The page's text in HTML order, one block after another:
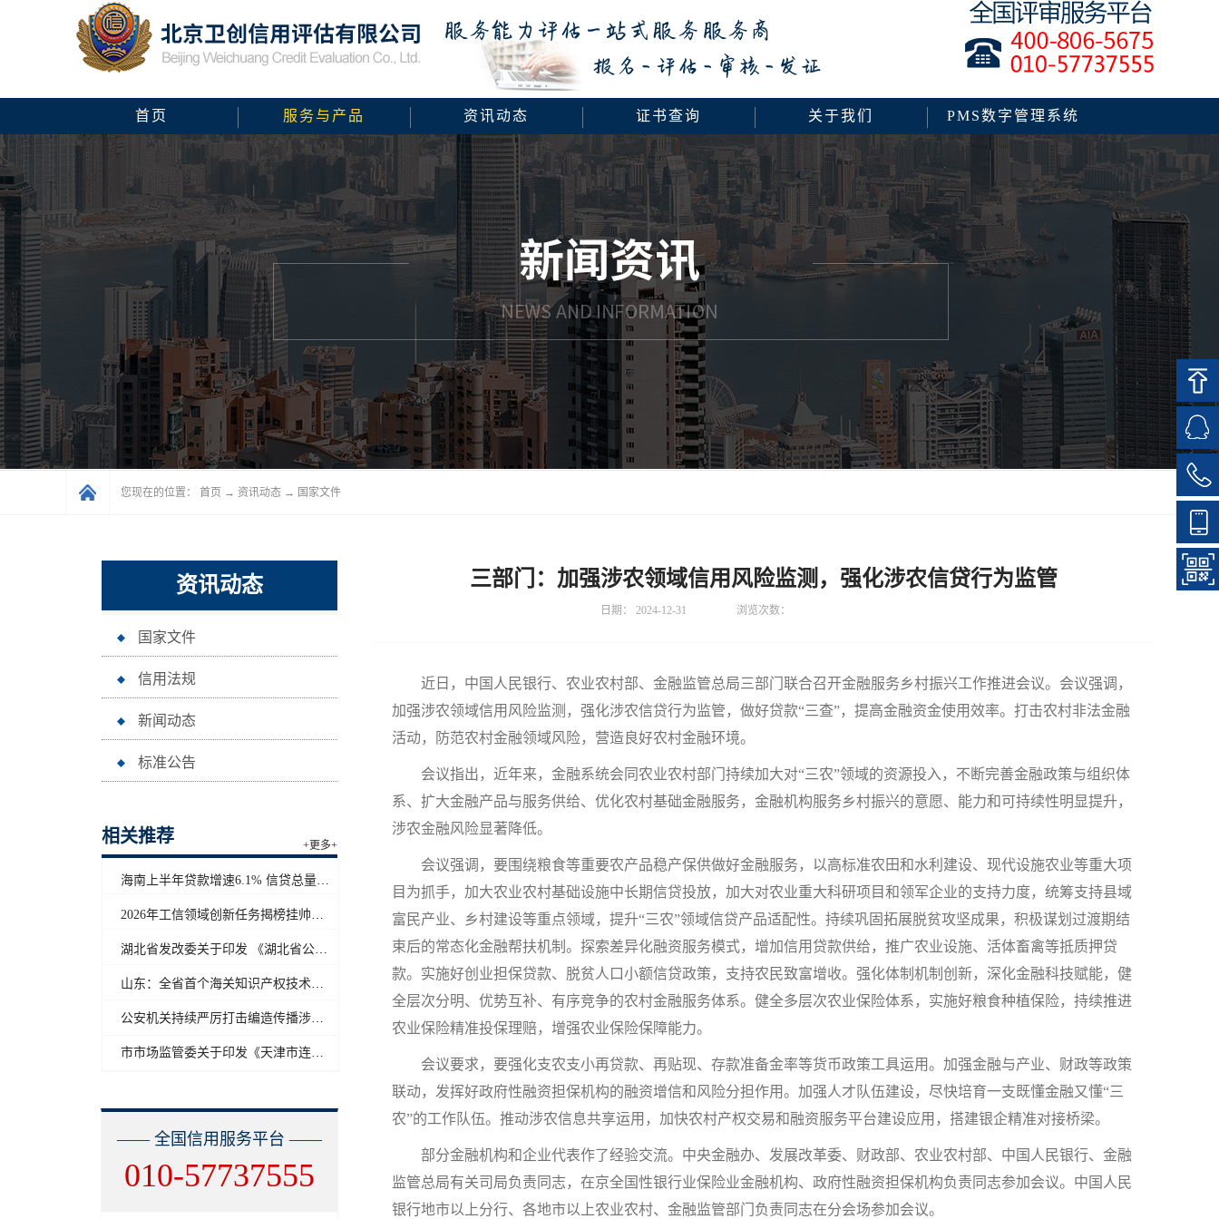
首页 服务与产品 资讯动态 证书查询 关于我们 PMS数字管理系统
您现在的位置： 首页 → 资讯动态 → 国家文件
资讯动态
国家文件
信用法规
新闻动态
标准公告
相关推荐 +更多+
海南上半年贷款增速6.1% 信贷总量保持合理平稳增长
2026年工信领域创新任务揭榜挂帅工作启动
湖北省发改委关于印发 《湖北省公共信用信息目录（2026年版）》的通知
山东：全省首个海关知识产权技术调查官制度落地济南自贸片区
公安机关持续严厉打击编造传播涉汛涉灾网络谣言
市市场监管委关于印发《天津市连锁企业食品经营许可“先证后核”信用承诺审批实施办法》的通知
—— 全国信用服务平台 ——
010-57737555
三部门：加强涉农领域信用风险监测，强化涉农信贷行为监管
日期： 2024-12-31 浏览次数：
近日，中国人民银行、农业农村部、金融监管总局三部门联合召开金融服务乡村振兴工作推进会议。会议强调，
加强涉农领域信用风险监测，强化涉农信贷行为监管，做好贷款“三查”，提高金融资金使用效率。打击农村非法金融
活动，防范农村金融领域风险，营造良好农村金融环境。
会议指出，近年来，金融系统会同农业农村部门持续加大对“三农”领域的资源投入，不断完善金融政策与组织体
系、扩大金融产品与服务供给、优化农村基础金融服务，金融机构服务乡村振兴的意愿、能力和可持续性明显提升，
涉农金融风险显著降低。
会议强调，要围绕粮食等重要农产品稳产保供做好金融服务，以高标准农田和水利建设、现代设施农业等重大项
目为抓手，加大农业农村基础设施中长期信贷投放，加大对农业重大科研项目和领军企业的支持力度，统筹支持县域
富民产业、乡村建设等重点领域，提升“三农”领域信贷产品适配性。持续巩固拓展脱贫攻坚成果，积极谋划过渡期结
束后的常态化金融帮扶机制。探索差异化融资服务模式，增加信用贷款供给，推广农业设施、活体畜禽等抵质押贷
款。实施好创业担保贷款、脱贫人口小额信贷政策，支持农民致富增收。强化体制机制创新，深化金融科技赋能，健
全层次分明、优势互补、有序竞争的农村金融服务体系。健全多层次农业保险体系，实施好粮食种植保险，持续推进
农业保险精准投保理赔，增强农业保险保障能力。
会议要求，要强化支农支小再贷款、再贴现、存款准备金率等货币政策工具运用。加强金融与产业、财政等政策
联动，发挥好政府性融资担保机构的融资增信和风险分担作用。加强人才队伍建设，尽快培育一支既懂金融又懂“三
农”的工作队伍。推动涉农信息共享运用，加快农村产权交易和融资服务平台建设应用，搭建银企精准对接桥梁。
部分金融机构和企业代表作了经验交流。中央金融办、发展改革委、财政部、农业农村部、中国人民银行、金融
监管总局有关司局负责同志，在京全国性银行业保险业金融机构、政府性融资担保机构负责同志参加会议。中国人民
银行地市以上分行、各地市以上农业农村、金融监管部门负责同志在分会场参加会议。